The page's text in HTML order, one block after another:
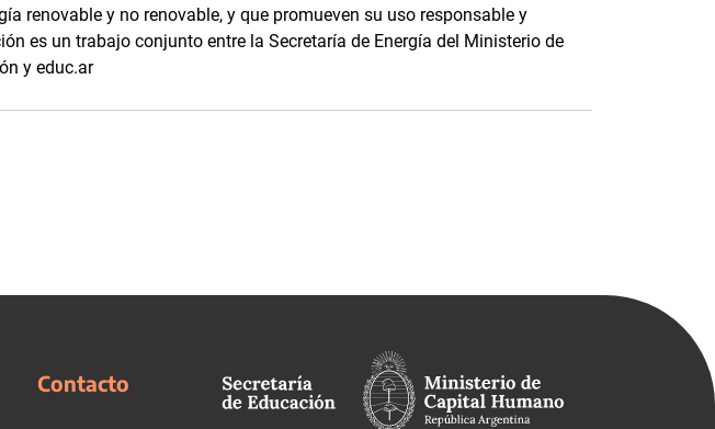
renovable y no renovable, y que promueven su uso responsable y
es un trabajo conjunto entre la Secretaría de Energía del Ministerio de
y educ.ar
Contacto